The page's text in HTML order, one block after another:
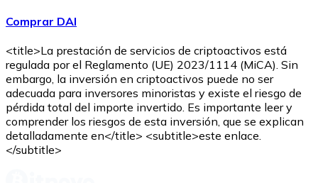
ComprarAvalanche
Comprar DAI
<title>La prestación de servicios de criptoactivos está
regulada por el Reglamento (UE) 2023/1114 (MiCA). Sin
embargo, la inversión en criptoactivos puede no ser
adecuada para inversores minoristas y existe el riesgo de
pérdida total del importe invertido. Es importante leer y
comprender los riesgos de esta inversión, que se explican
detalladamente en</title> <subtitle>este enlace.
</subtitle>